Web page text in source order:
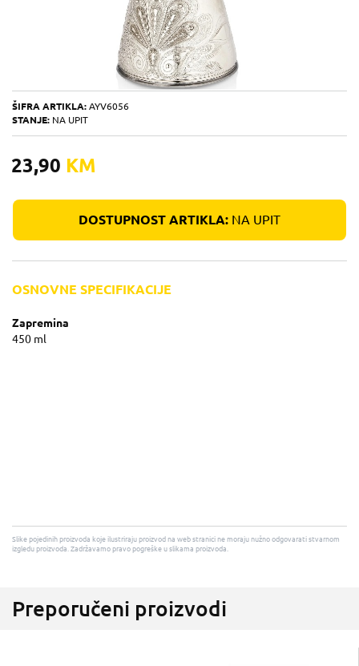
ŠIFRA ARTIKLA: AYV6056
STANJE: NA UPIT
23,90 KM
DOSTUPNOST ARTIKLA: NA UPIT
OSNOVNE SPECIFIKACIJE
Zapremina
450 ml
Slike pojedinih proizvoda koje ilustriraju proizvod na web stranici ne moraju nužno odgovarati stvarnom
izgledu proizvoda. Zadržavamo pravo pogreške u slikama proizvoda.
Preporučeni proizvodi